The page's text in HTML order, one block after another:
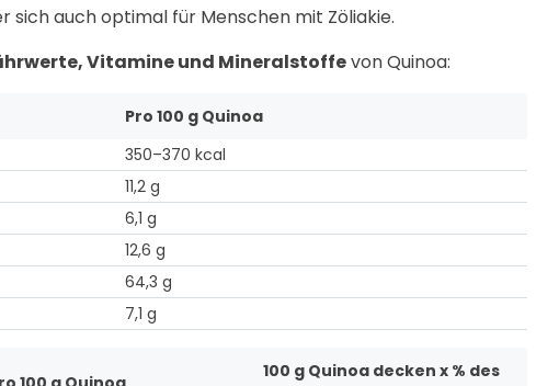
sich auch optimal für Menschen mit Zöliakie.
Vitamine und Mineralstoffevon Quinoa:
Pro 100 g Quinoa
350–370 kcal
11,2 g
6,1 g
12,6 g
64,3 g
7,1 g
100 g Quinoa decken x % des